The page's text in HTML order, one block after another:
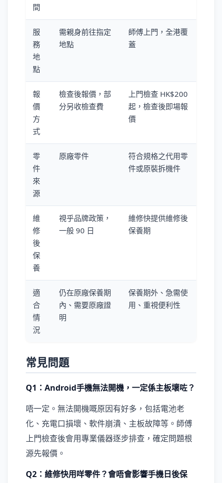
間
服
務
地
點
需親身前往指定
地點
師傅上門，全港覆
蓋
報
價
方
式
檢查後報價，部
分另收檢查費
上門檢查 HK$200
起，檢查後即場報
價
零
件
來
源
原廠零件
符合規格之代用零
件或原裝拆機件
維
修
後
保
養
視乎品牌政策，
一般 90 日
維修快提供維修後
保養期
適
合
情
況
仍在原廠保養期
內、需要原廠證
明
保養期外、急需使
用、重視便利性
常見問題
Q1：Android手機無法開機，一定係主板壞咗？
唔一定。無法開機嘅原因有好多，包括電池老
化、充電口損壞、軟件崩潰、主板故障等。師傅
上門檢查後會用專業儀器逐步排查，確定問題根
源先報價。
Q2：維修快用咩零件？會唔會影響手機日後保